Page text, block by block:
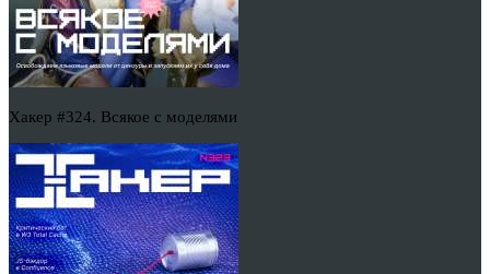
Хакер #324. Всякое с моделями